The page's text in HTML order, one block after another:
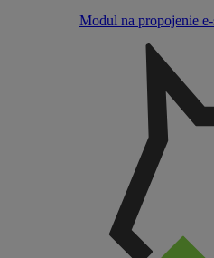
Modul na propojenie